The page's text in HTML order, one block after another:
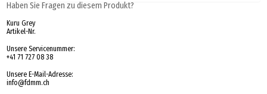
Haben Sie Fragen zu diesem Produkt?
Kuru Grey
Artikel-Nr.
Unsere Servicenummer:
+41 71 727 08 38
Unsere E-Mail-Adresse:
info@fdmm.ch